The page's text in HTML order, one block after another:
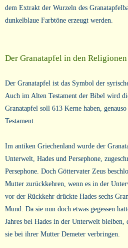
dem Extrakt der Wurzeln des
dunkelblaue Farbtöne erzeugt werden.
Der Granatapfel in den Religionen
Der Granatapfel ist das Symbol der
Auch im Alten Testament der Bibel wird
Granatapfel soll 613 Kerne haben,
Testament.
Im antiken Griechenland wurde der
Unterwelt, Hades und Persephone,
Persephone. Doch Göttervater Zeus
Mutter zurückkehren, wenn es in der
vor der Rückkehr drückte Hades sechs
Mund. Da sie nun doch etwas gegessen
Jahres bei Hades in der Unterwelt
sie bei ihrer Mutter Demeter verbringen.